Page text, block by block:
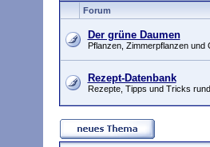
Forum
Der grüne Daumen
Pflanzen, Zimmerpflanzen und
Rezept-Datenbank
Rezepte, Tipps und Tricks